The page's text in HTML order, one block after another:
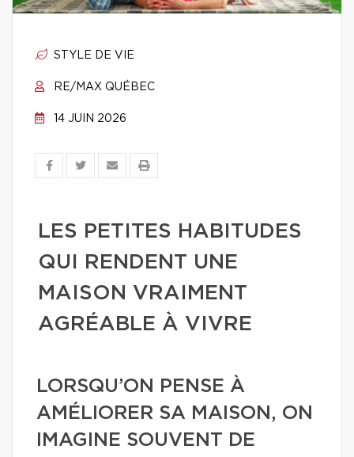
STYLE DE VIE
RE/MAX QUÉBEC
14 JUIN 2026
LES PETITES HABITUDES
QUI RENDENT UNE
MAISON VRAIMENT
AGRÉABLE À VIVRE
LORSQU’ON PENSE À
AMÉLIORER SA MAISON, ON
IMAGINE SOUVENT DE